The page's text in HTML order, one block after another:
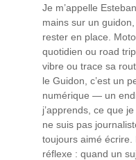
Je m’appelle
mains sur un
rester en place.
quotidien ou road
vibre ou trace sa
le Guidon, c’est un
numérique — un
j’apprends, ce que
ne suis pas
toujours aimé écrire.
réflexe : quand un